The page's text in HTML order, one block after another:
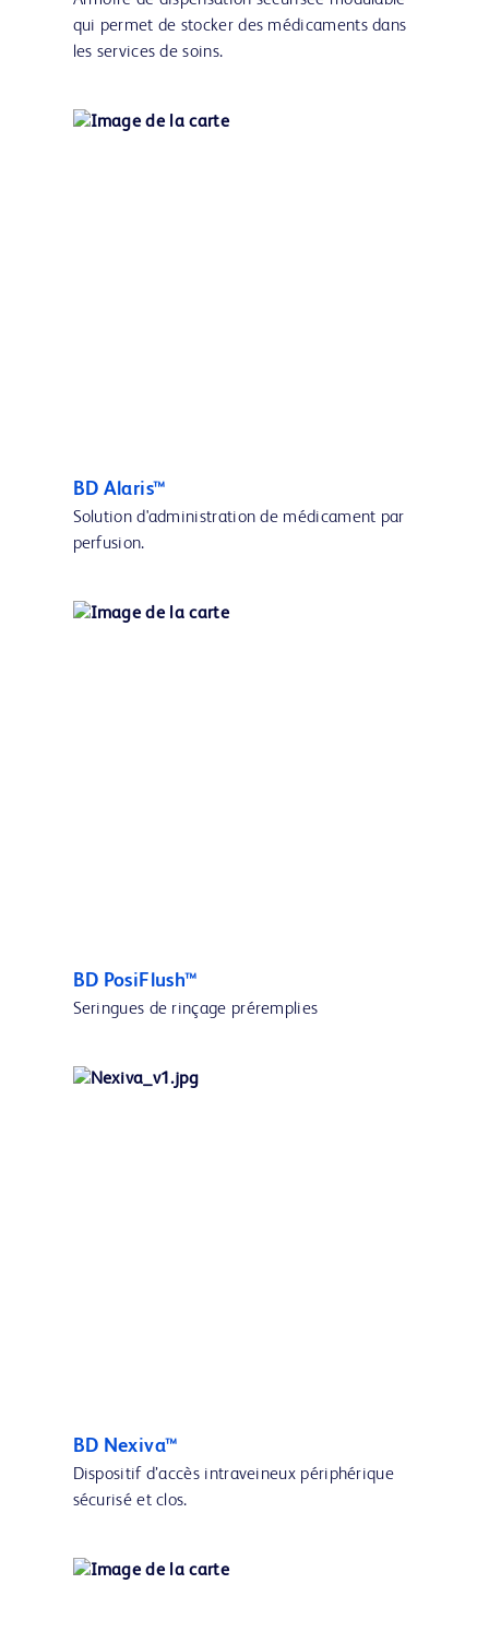
qui permet de stocker des médicaments dans
les services de soins.
BD Alaris™
Solution d'administration de médicament par
perfusion.
BD PosiFlush™
Seringues de rinçage préremplies
BD Nexiva™
Dispositif d’accès intraveineux périphérique
sécurisé et clos.